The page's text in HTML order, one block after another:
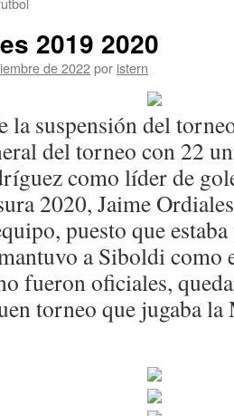
2019 2020
de 2022por istern
la suspensión del
del torneo con 22
como líder de
2020, Jaime
puesto que
a Siboldi como
fueron oficiales,
torneo que jugaba la